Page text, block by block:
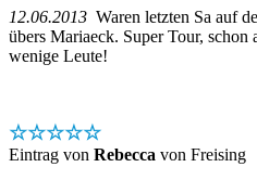
12.06.2013 Waren letzten Sa auf
übers Mariaeck. Super Tour, schon
wenige Leute!
☆☆☆☆☆
Eintrag von Rebecca von Freising